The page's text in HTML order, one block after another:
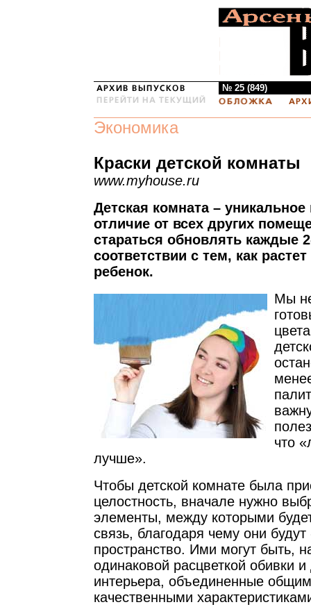
№ 25 (849)
Экономика
Краски детской комнаты
www.myhouse.ru
Детская комната –
отличие от всех других
стараться обновлять каждые
соответствии с тем, как
ребенок.
Мы
что
лучше».
Чтобы детской комнате была
целостность, вначале нужно
элементы, между которыми
связь, благодаря чему они
пространство. Ими могут быть,
одинаковой расцветкой обивки
интерьера, объединенные
качественными